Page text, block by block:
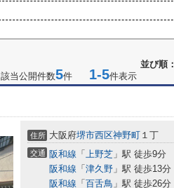
並び順：
該当公開件数5件 1-5件表示
住所 大阪府堺市西区神野町 １丁
交通 阪和線 「 上野芝 」駅 徒歩9分
阪和線 「 津久野 」駅 徒歩13分
阪和線 「 百舌鳥 」駅 徒歩26分